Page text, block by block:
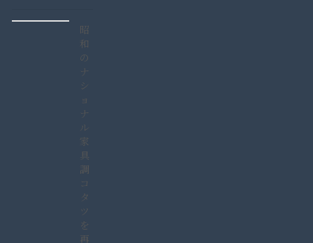
昭
和
の
ナ
シ
ョ
ナ
ル
家
具
調
コ
タ
ツ
を
再